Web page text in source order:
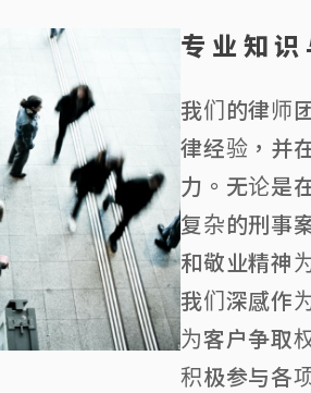
专业知
我们的律师
律经验，并
力。无论是
复杂的刑事
和敬业精神
我们深感作
为客户争取
积极参与各